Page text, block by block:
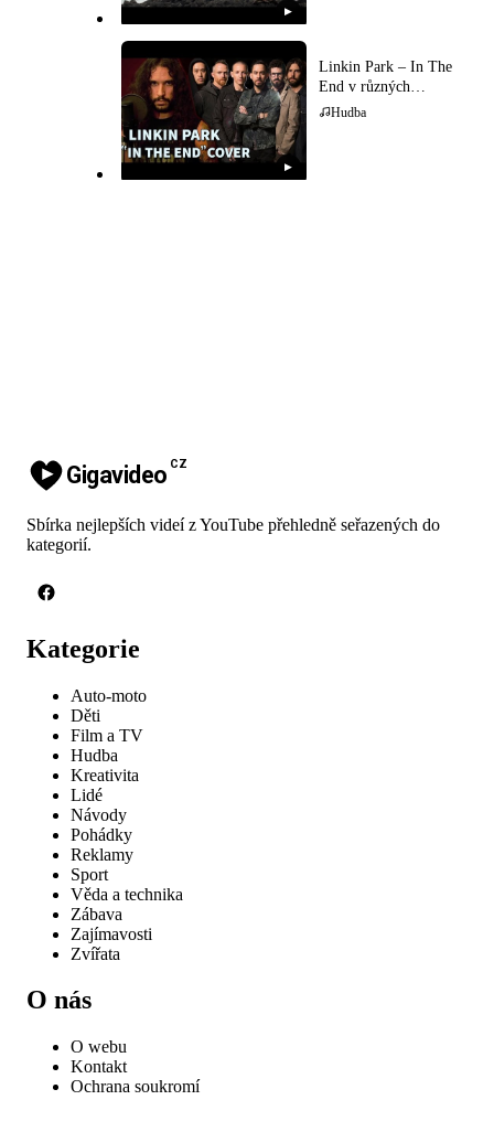
▶
▶
Linkin Park – In The
End v různých
hudebních stylech
Hudba
Gigavideo CZ
Sbírka nejlepších videí z YouTube přehledně seřazených do
kategorií.
Kategorie
Auto-moto
Děti
Film a TV
Hudba
Kreativita
Lidé
Návody
Pohádky
Reklamy
Sport
Věda a technika
Zábava
Zajímavosti
Zvířata
O nás
O webu
Kontakt
Ochrana soukromí